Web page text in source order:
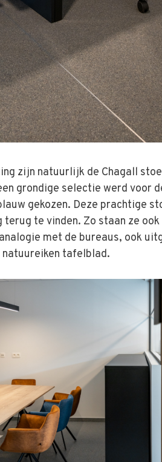
zijn natuurlijk de Chagall
grondige selectie werd voor
gekozen. Deze prachtige
te vinden. Zo staan ze ook
met de bureaus, ook
tafelblad.